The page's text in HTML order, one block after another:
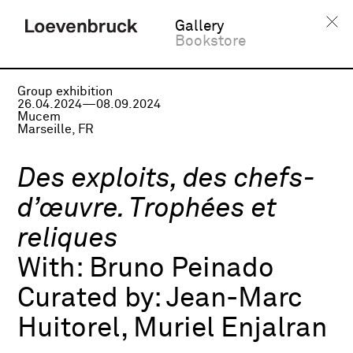
Gallery
Bookstore
Group exhibition
26.04.2024—08.09.2024
Mucem
Marseille, FR
Des exploits, des chefs-
d’œuvre. Trophées et
reliques
With: Bruno Peinado
Curated by:Jean-Marc
Huitorel, Muriel Enjalran